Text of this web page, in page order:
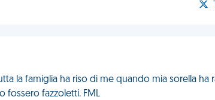
la famiglia ha riso di me quando mia sorella ha
fossero fazzoletti. FML